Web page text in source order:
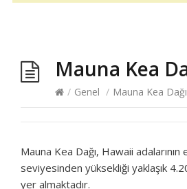
Mauna Kea
/ Genel / Mauna Kea Dağı
Mauna Kea Dağı, Hawaii
seviyesinden yüksekliği yaklaşık
yer almaktadır.